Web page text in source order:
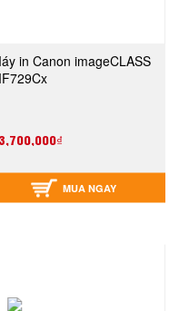
in Canon imageCLASS
MUA NGAY